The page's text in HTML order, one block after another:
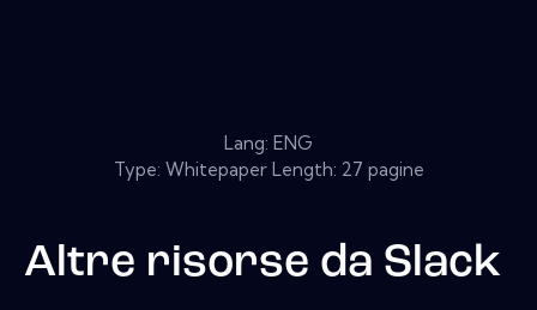
Lang: ENG
Type: Whitepaper Length: 27 pagine
Altre risorse da Slack